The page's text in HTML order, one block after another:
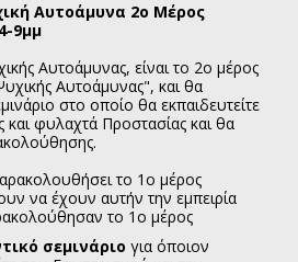
Αυτοάμυνα 2ο Μέρος
9μμ
Αυτοάμυνας, είναι το 2ο μέρος
Αυτοάμυνας", και θα
στο οποίο θα εκπαιδευτείτε
φυλαχτά Προστασίας και θα
το 1ο μέρος
να έχουν αυτήν την εμπειρία
το 1ο μέρος
σεμινάριο για όποιον